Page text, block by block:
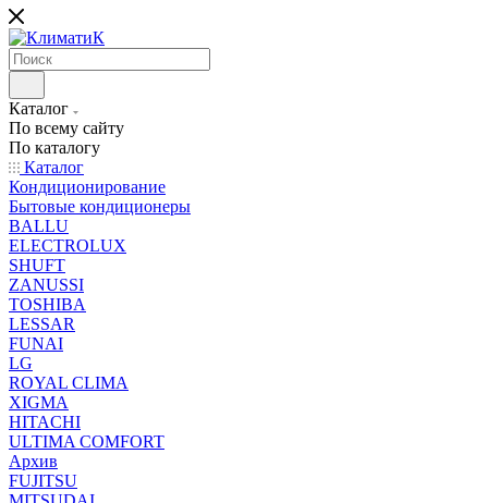
Каталог
По всему сайту
По каталогу
Каталог
Кондиционирование
Бытовые кондиционеры
BALLU
ELECTROLUX
SHUFT
ZANUSSI
TOSHIBA
LESSAR
FUNAI
LG
ROYAL CLIMA
XIGMA
HITACHI
ULTIMA COMFORT
Архив
FUJITSU